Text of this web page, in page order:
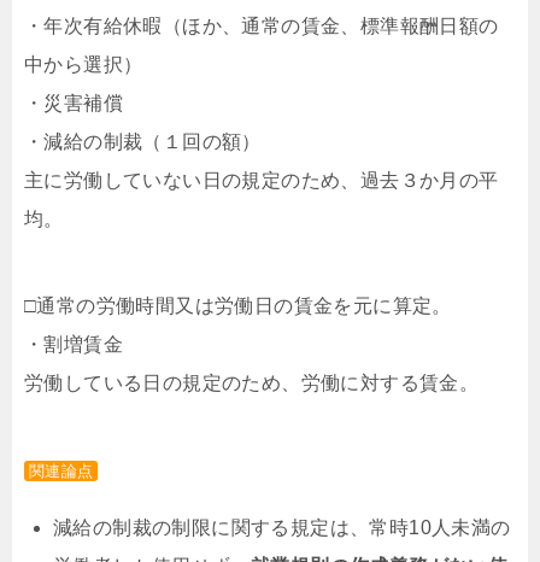
・年次有給休暇（ほか、通常の賃金、標準報酬日額の
中から選択）
・災害補償
・減給の制裁（１回の額）
主に労働していない日の規定のため、過去３か月の平
均。
□通常の労働時間又は労働日の賃金を元に算定。
・割増賃金
労働している日の規定のため、労働に対する賃金。
関連論点
減給の制裁の制限に関する規定は、常時10人未満の